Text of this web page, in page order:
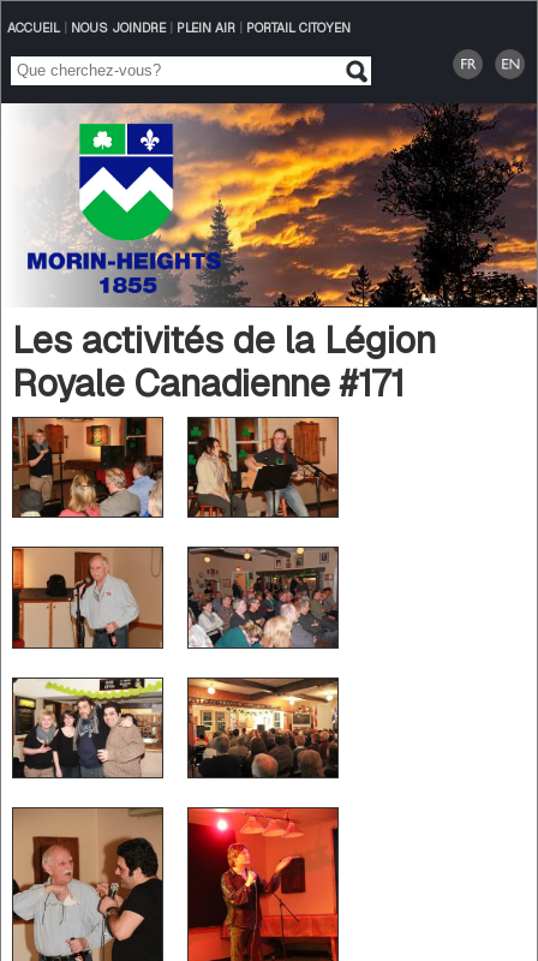
ACCUEIL| NOUS JOINDRE| PLEIN AIR| PORTAIL CITOYEN
Les activités de la Légion
Royale Canadienne #171